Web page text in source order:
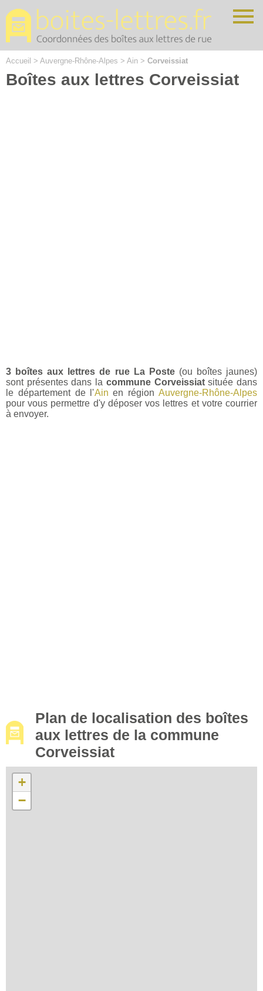
Accueil > Auvergne-Rhône-Alpes > Ain > Corveissiat
Boîtes aux lettres Corveissiat
3 boîtes aux lettres de rue La Poste(ou boîtes jaunes)
sont présentes dans la commune Corveissiatsituée dans
le département de l'Ain en région Auvergne-Rhône-Alpes
pour vous permettre d'y déposer vos lettres et votre courrier
à envoyer.
Plan de localisation des boîtes
aux lettres de la commune
Corveissiat
+
−